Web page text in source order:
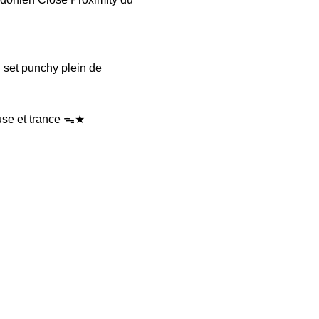
set punchy plein de
et trance ᯓ★